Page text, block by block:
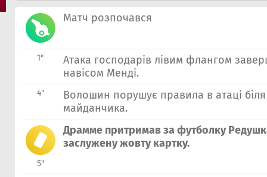
Матч розпочався
1"
Атака господарів лівим флангом
навісом Менді.
4"
Волошин порушує правила в атаці
майданчика.
5"
Драмме притримав за футболку
заслужену жовту картку.